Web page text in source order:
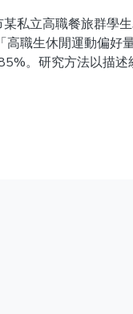
私立高職餐旅群學
職生休閒運動偏好
。研究方法以描述
統計方法進行資料
整體休閒運動參與
質上， 不同性別、
級、運動頻率等，
traits and
in Taichung,
and